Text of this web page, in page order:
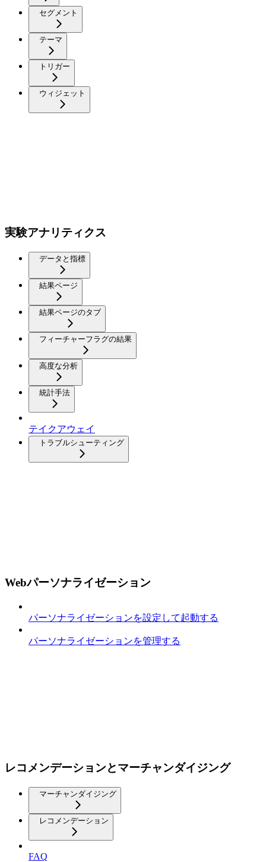
セグメント
テーマ
トリガー
ウィジェット
実験アナリティクス
データと指標
結果ページ
結果ページのタブ
フィーチャーフラグの結果
高度な分析
統計手法
テイクアウェイ
トラブルシューティング
Webパーソナライゼーション
パーソナライゼーションを設定して起動する
パーソナライゼーションを管理する
レコメンデーションとマーチャンダイジング
マーチャンダイジング
レコメンデーション
FAQ